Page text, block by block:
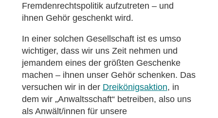
Fremdenrechtspolitik aufzutreten – und
ihnen Gehör geschenkt wird.
In einer solchen Gesellschaft ist es umso
wichtiger, dass wir uns Zeit nehmen und
jemandem eines der größten Geschenke
machen – ihnen unser Gehör schenken. Das
versuchen wir in der Dreikönigsaktion, in
dem wir „Anwaltsschaft“ betreiben, also uns
als Anwält/innen für unsere